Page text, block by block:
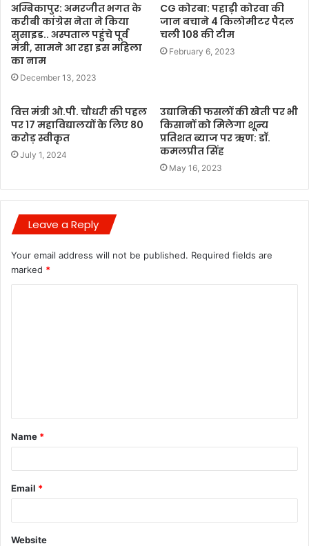
अम्बिकापुर: अमरजीत भगत के
करीबी कांग्रेस नेता ने किया
सुसाइड.. अस्पताल पहुंचे पूर्व
मंत्री, सामने आ रहा इस महिला
का नाम
December 13, 2023
CG कोरबा: पहाड़ी कोरवा की
जान बचाने 4 किलोमीटर पैदल
चली 108 की टीम
February 6, 2023
वित्त मंत्री ओ.पी. चौधरी की पहल
पर 17 महाविद्यालयों के लिए 80
करोड़ स्वीकृत
July 1, 2024
उद्यानिकी फसलों की खेती पर भी
किसानों को मिलेगा शून्य
प्रतिशत ब्याज पर ऋण: डॉ.
कमलप्रीत सिंह
May 16, 2023
Leave a Reply
Your email address will not be published. Required fields are
marked *
t
*
Name *
Email *
Website